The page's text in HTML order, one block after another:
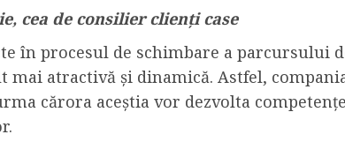
cea de consilier clienți case
în procesul de schimbare a parcursului
mai atractivă și dinamică. Astfel,
cărora aceștia vor dezvolta